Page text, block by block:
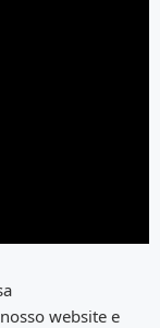
website e